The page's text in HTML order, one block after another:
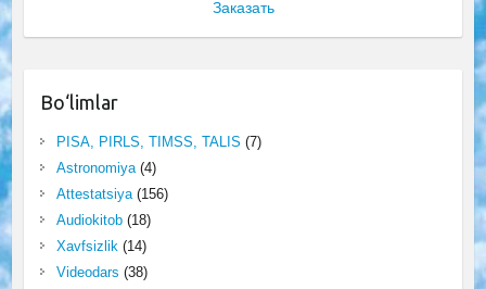
Заказать
Bo‘limlar
PISA, PIRLS, TIMSS, TALIS (7)
Astronomiya(4)
Attestatsiya(156)
Audiokitob(18)
Xavfsizlik(14)
Videodars (38)